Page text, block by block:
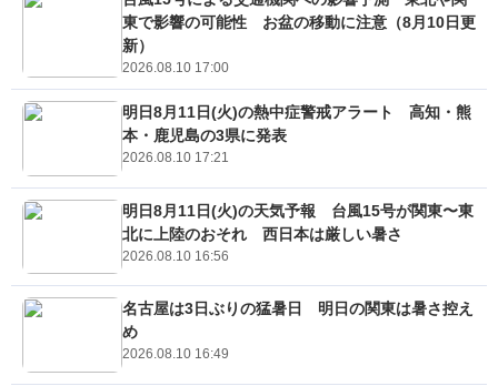
東で影響の可能性 お盆の移動に注意（8月10日更
新）
2026.08.10 17:00
明日8月11日(火)の熱中症警戒アラート 高知・熊
本・鹿児島の3県に発表
2026.08.10 17:21
明日8月11日(火)の天気予報 台風15号が関東〜東
北に上陸のおそれ 西日本は厳しい暑さ
2026.08.10 16:56
名古屋は3日ぶりの猛暑日 明日の関東は暑さ控え
め
2026.08.10 16:49